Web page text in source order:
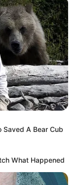
, δύο οδηγοί
στα
τρία άτομα
Saved A Bear Cub
What Happened